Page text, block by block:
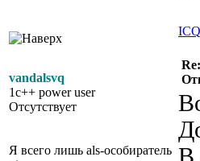
ICQ
vandalsvq
1c++ power user
Отсутствует
Я всего лишь als-особиратель